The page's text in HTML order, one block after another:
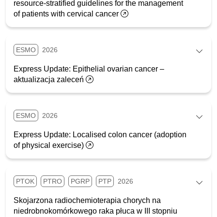
resource-stratified guidelines for the management
of patients with cervical cancer
ESMO 2026
Express Update: Epithelial ovarian cancer –
aktualizacja zaleceń
ESMO 2026
Express Update: Localised colon cancer (adoption
of physical exercise)
PTOK PTRO PGRP PTP 2026
Skojarzona radiochemioterapia chorych na
niedrobnokomórkowego raka płuca w III stopniu